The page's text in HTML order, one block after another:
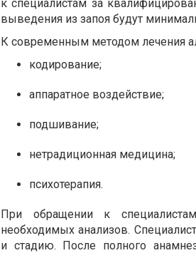
к специалистам за
выведения из запоя будут
К современным методом лечения
кодирование;
аппаратное воздействие;
подшивание;
нетрадиционная медицина;
психотерапия.
При обращении к
необходимых анализов.
и стадию. После полного